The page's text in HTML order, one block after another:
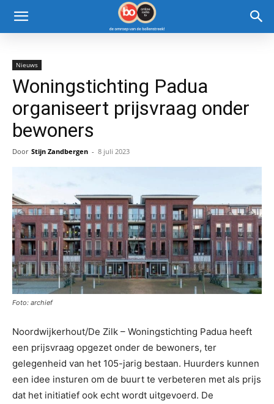
Nieuws
Woningstichting Padua
organiseert prijsvraag onder
bewoners
Door Stijn Zandbergen - 8 juli 2023
Foto: archief
Noordwijkerhout/De Zilk – Woningstichting Padua heeft
een prijsvraag opgezet onder de bewoners, ter
gelegenheid van het 105-jarig bestaan. Huurders kunnen
een idee insturen om de buurt te verbeteren met als prijs
dat het initiatief ook echt wordt uitgevoerd. De